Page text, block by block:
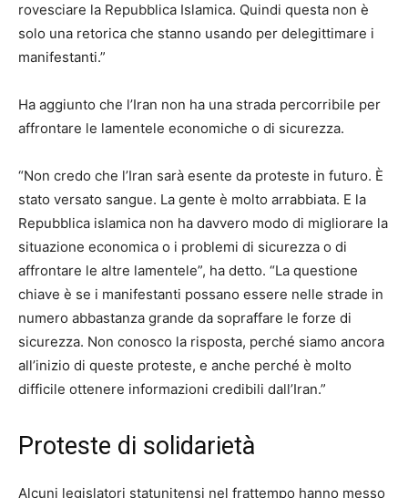
rovesciare la Repubblica Islamica. Quindi questa non è
solo una retorica che stanno usando per delegittimare i
manifestanti.”
Ha aggiunto che l’Iran non ha una strada percorribile per
affrontare le lamentele economiche o di sicurezza.
“Non credo che l’Iran sarà esente da proteste in futuro. È
stato versato sangue. La gente è molto arrabbiata. E la
Repubblica islamica non ha davvero modo di migliorare la
situazione economica o i problemi di sicurezza o di
affrontare le altre lamentele”, ha detto. “La questione
chiave è se i manifestanti possano essere nelle strade in
numero abbastanza grande da sopraffare le forze di
sicurezza. Non conosco la risposta, perché siamo ancora
all’inizio di queste proteste, e anche perché è molto
difficile ottenere informazioni credibili dall’Iran.”
Proteste di solidarietà
Alcuni legislatori statunitensi nel frattempo hanno messo